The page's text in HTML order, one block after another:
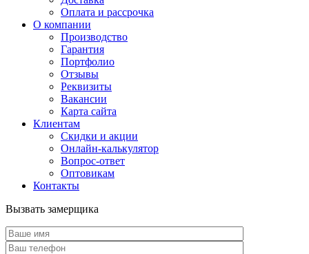
Оплата и рассрочка
О компании
Производство
Гарантия
Портфолио
Отзывы
Реквизиты
Вакансии
Карта сайта
Клиентам
Скидки и акции
Онлайн-калькулятор
Вопрос-ответ
Оптовикам
Контакты
Вызвать замерщика